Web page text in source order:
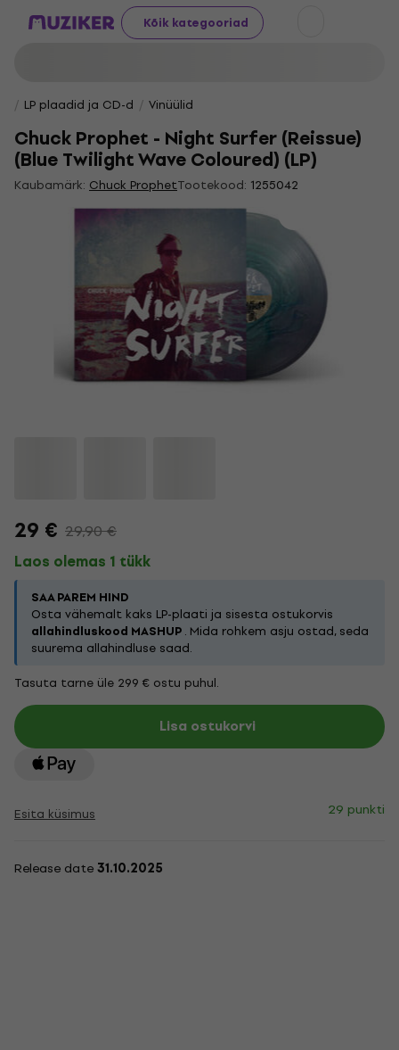
Kõik kategooriad
LP plaadid ja CD-d Vinüülid
Chuck Prophet - Night Surfer (Reissue)
(Blue Twilight Wave Coloured) (LP)
Kaubamärk: Chuck ProphetTootekood: 1255042
29 € 29,90 €
Laos olemas 1 tükk
SAA PAREM HIND
Osta vähemalt kaks LP-plaati ja sisesta ostukorvis
allahindluskood MASHUP. Mida rohkem asju ostad, seda
suurema allahindluse saad.
Tasuta tarne üle 299 € ostu puhul.
Lisa ostukorvi
Esita küsimus 29 punkti
Release date31.10.2025